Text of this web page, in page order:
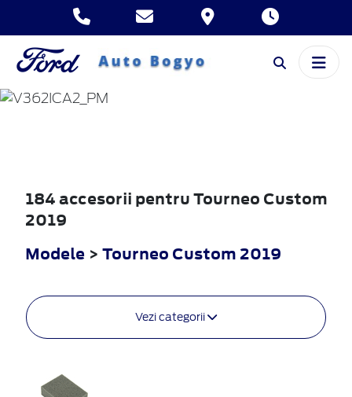
TOURNEO
CUSTOM
184 accesorii pentru Tourneo Custom
2019
Modele > Tourneo Custom 2019
Vezi categorii